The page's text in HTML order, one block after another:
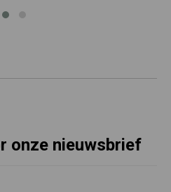
onze nieuwsbrief